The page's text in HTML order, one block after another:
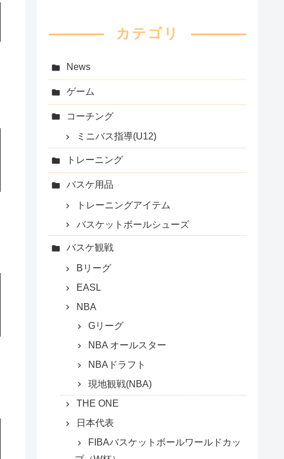
カテゴリ
News
ゲーム
コーチング
ミニバス指導(U12)
トレーニング
バスケ用品
トレーニングアイテム
バスケットボールシューズ
バスケ観戦
Bリーグ
EASL
NBA
Gリーグ
NBA オールスター
NBAドラフト
現地観戦(NBA)
THE ONE
日本代表
FIBAバスケットボールワールドカッ